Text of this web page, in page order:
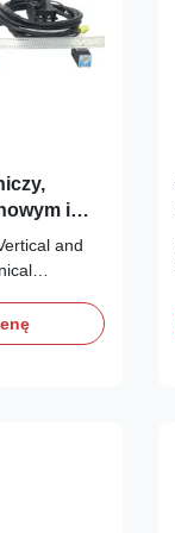
i
and
AC
Three-